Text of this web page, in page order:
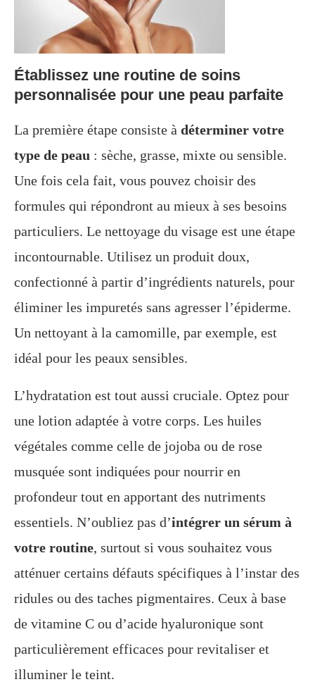
Établissez une routine de soins
personnalisée pour une peau parfaite
La première étape consiste à déterminer votre
type de peau : sèche, grasse, mixte ou sensible.
Une fois cela fait, vous pouvez choisir des
formules qui répondront au mieux à ses besoins
particuliers. Le nettoyage du visage est une étape
incontournable. Utilisez un produit doux,
confectionné à partir d’ingrédients naturels, pour
éliminer les impuretés sans agresser l’épiderme.
Un nettoyant à la camomille, par exemple, est
idéal pour les peaux sensibles.
L’hydratation est tout aussi cruciale. Optez pour
une lotion adaptée à votre corps. Les huiles
végétales comme celle de jojoba ou de rose
musquée sont indiquées pour nourrir en
profondeur tout en apportant des nutriments
essentiels. N’oubliez pas d’intégrer un sérum à
votre routine, surtout si vous souhaitez vous
atténuer certains défauts spécifiques à l’instar des
ridules ou des taches pigmentaires. Ceux à base
de vitamine C ou d’acide hyaluronique sont
particulièrement efficaces pour revitaliser et
illuminer le teint.